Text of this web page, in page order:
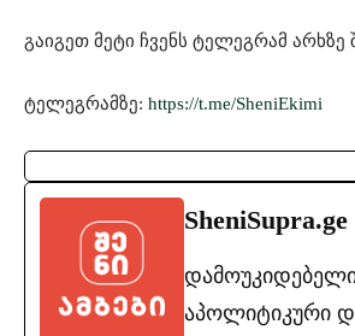
გაიგეთ მეტი ჩვენს ტელეგრამ
ტელეგრამზე: https://t.me/SheniEkimi
SheniSupra.ge
აპოლიტიკური